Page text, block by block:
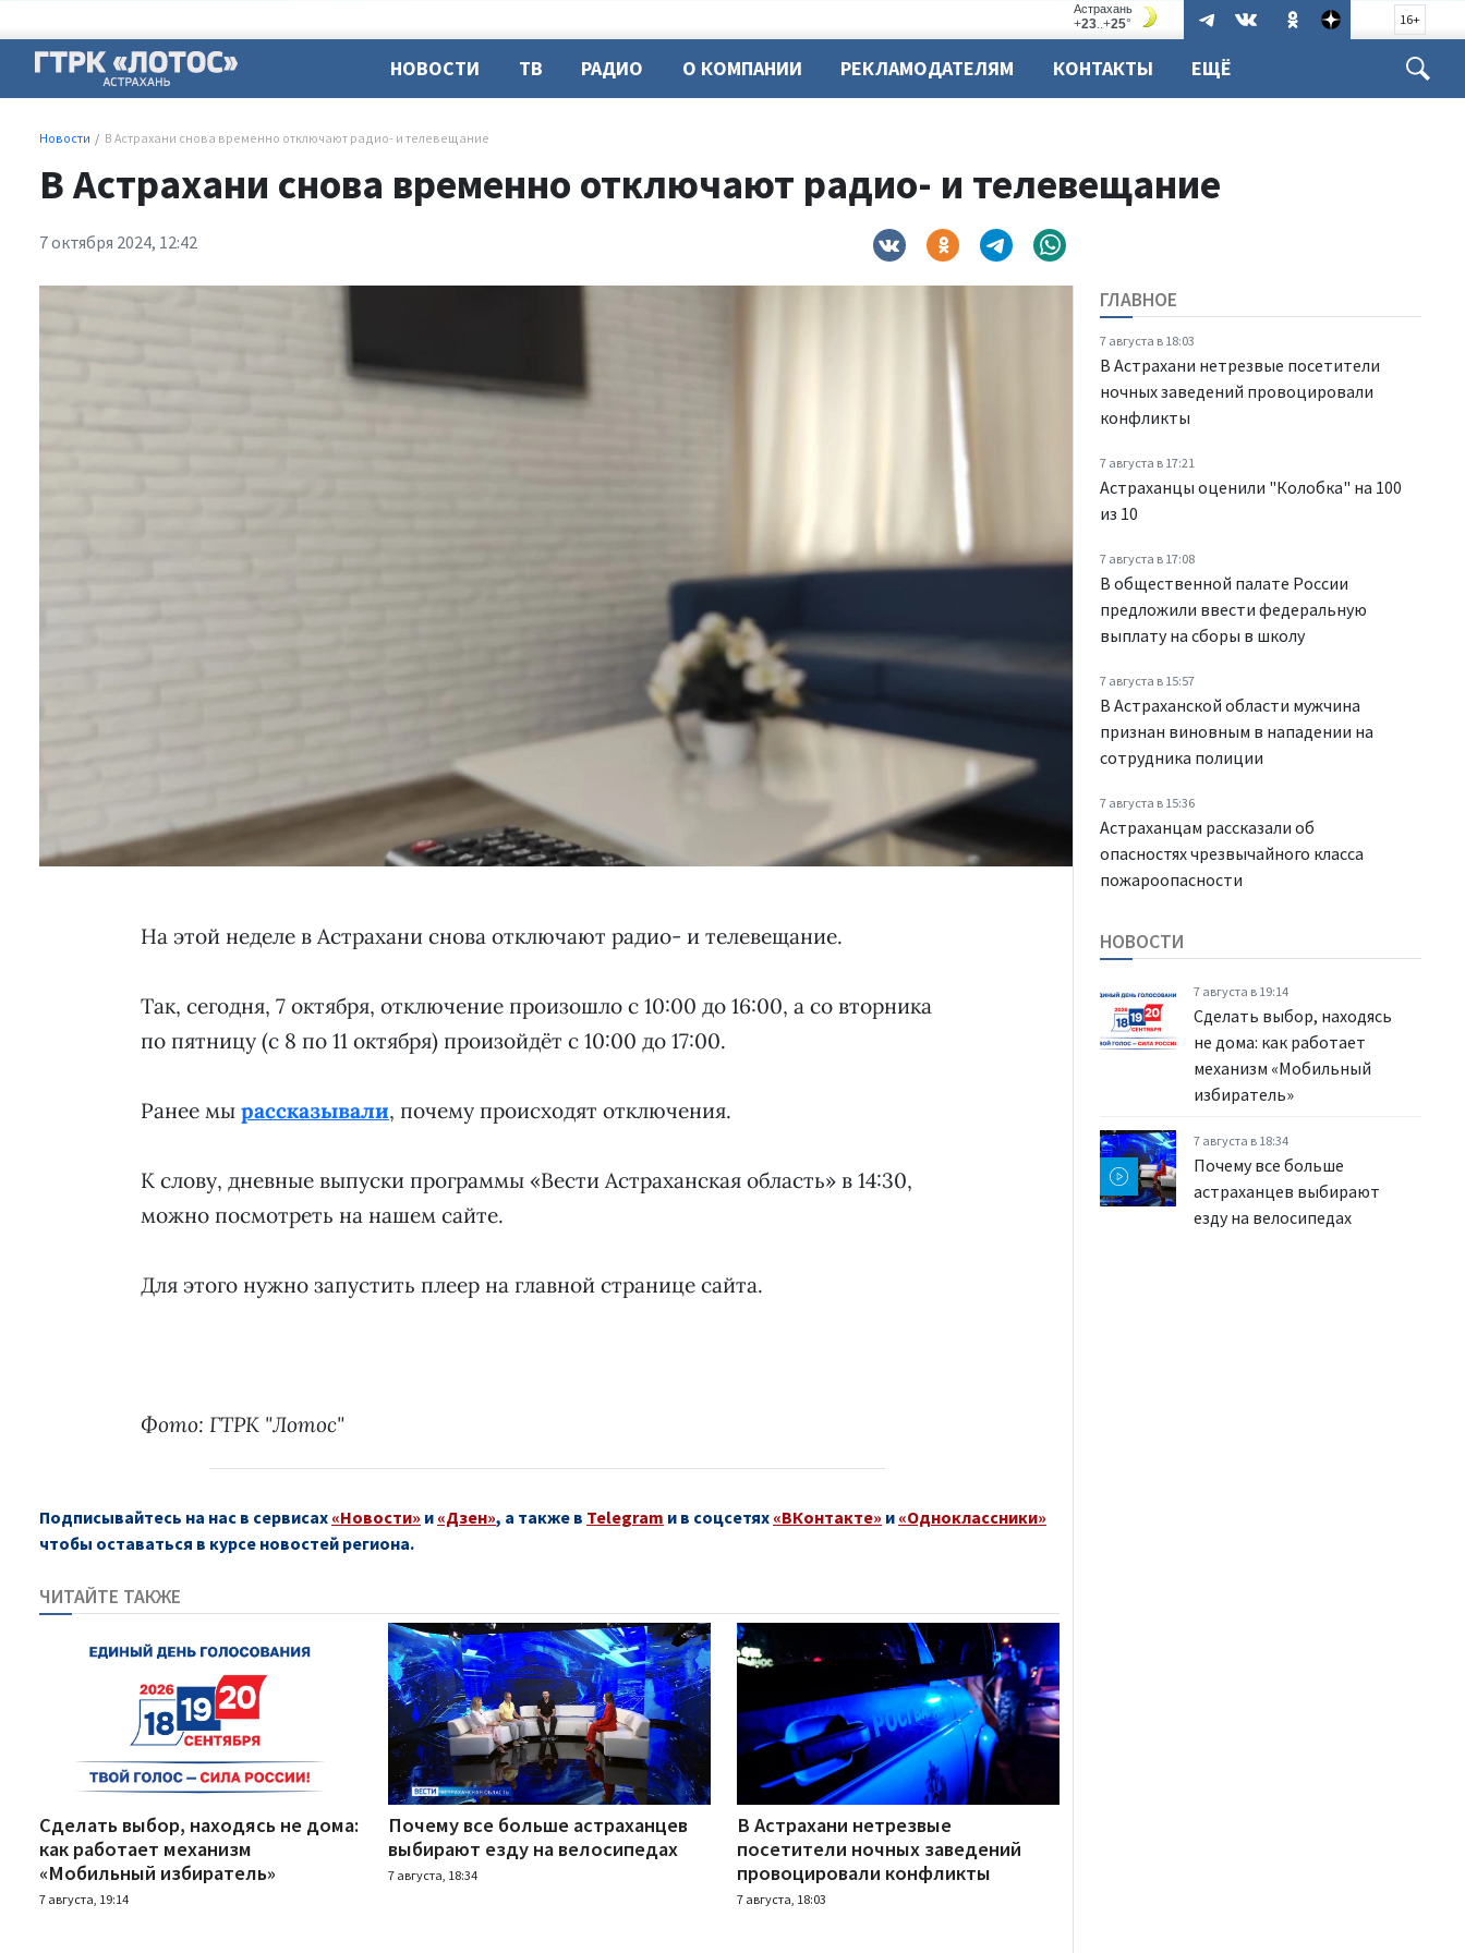
16+
НОВОСТИ ТВ РАДИО О КОМПАНИИ РЕКЛАМОДАТЕЛЯМ КОНТАКТЫ ЕЩЁ
Новости В Астрахани снова временно отключают радио- и телевещание
В Астрахани снова временно отключают радио- и телевещание
7 октября 2024, 12:42
ГЛАВНОЕ
7 августа в 18:03
В Астрахани нетрезвые посетители
ночных заведений провоцировали
конфликты
7 августа в 17:21
Астраханцы оценили "Колобка" на 100
из 10
7 августа в 17:08
В общественной палате России
предложили ввести федеральную
выплату на сборы в школу
7 августа в 15:57
В Астраханской области мужчина
признан виновным в нападении на
сотрудника полиции
7 августа в 15:36
Астраханцам рассказали об
опасностях чрезвычайного класса
пожароопасности
На этой неделе в Астрахани снова отключают радио- и телевещание.
Так, сегодня, 7 октября, отключение произошло с 10:00 до 16:00, а со вторника
по пятницу (с 8 по 11 октября) произойдёт с 10:00 до 17:00.
Ранее мы рассказывали, почему происходят отключения.
К слову, дневные выпуски программы «Вести Астраханская область» в 14:30,
можно посмотреть на нашем сайте.
Для этого нужно запустить плеер на главной странице сайта.
Фото: ГТРК "Лотос"
Подписывайтесь на нас в сервисах «Новости» и «Дзен», а также в Telegram и в соцсетях «ВКонтакте» и «Одноклассники»
чтобы оставаться в курсе новостей региона.
ЧИТАЙТЕ ТАКЖЕ
Сделать выбор, находясь не дома:
как работает механизм
«Мобильный избиратель»
7 августа, 19:14
Почему все больше астраханцев
выбирают езду на велосипедах
7 августа, 18:34
В Астрахани нетрезвые
посетители ночных заведений
провоцировали конфликты
7 августа, 18:03
НОВОСТИ
7 августа в 19:14
Сделать выбор, находясь
не дома: как работает
механизм «Мобильный
избиратель»
7 августа в 18:34
Почему все больше
астраханцев выбирают
езду на велосипедах